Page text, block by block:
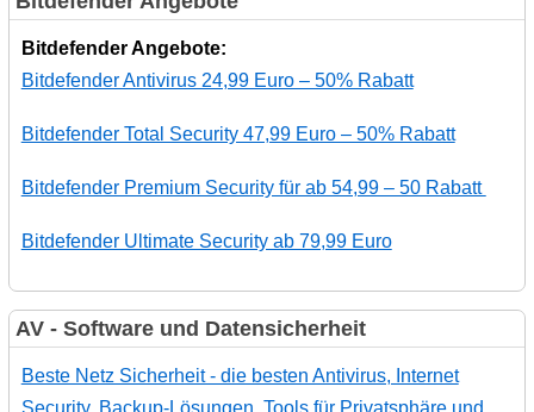
Bitdefender Angebote:
Bitdefender Antivirus 24,99 Euro – 50% Rabatt
Bitdefender Total Security 47,99 Euro – 50% Rabatt
Bitdefender Premium Security für ab 54,99 – 50 Rabatt
Bitdefender Ultimate Security ab 79,99 Euro
AV - Software und Datensicherheit
Beste Netz Sicherheit - die besten Antivirus, Internet
Security, Backup-Lösungen, Tools für Privatsphäre und